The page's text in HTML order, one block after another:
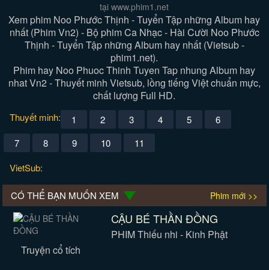
tại www.phim1.net
Xem phim Noo Phước Thịnh - Tuyển Tập những Album hay
nhất (Phim Vn2) - Bộ phim Ca Nhạc - Hài Cười Noo Phước
Thịnh - Tuyển Tập những Album hay nhất (Vietsub -
phim1.net).
Phim hay Noo Phuoc Thinh Tuyen Tap nhung Album hay
nhat Vn2 - Thuyết minh Vietsub, lồng tiếng Việt chuẩn mực,
chất lượng Full HD.
Thuyết minh: 1 2 3 4 5
6
7
8 9 10
11
VietSub:
CÓ THỂ BẠN MUỐN XEM Phim mới >>
CẬU BÉ THẦN ĐỒNG
PHIM Thiếu nhi - Kinh Phật
Truyện cổ tích